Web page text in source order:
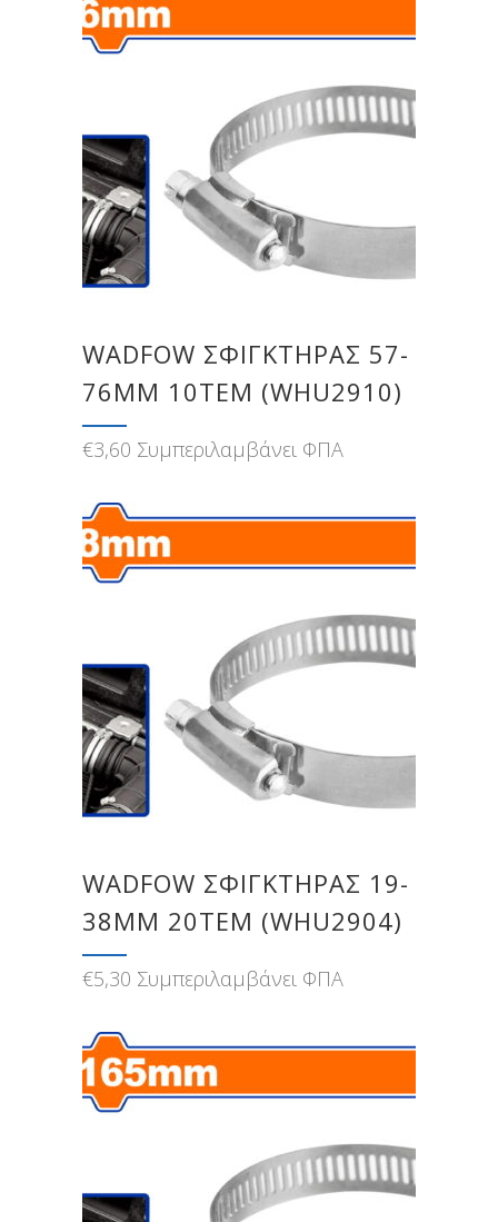
WADFOW ΣΦΙΓΚΤΗΡΑΣ 57-
76MM 10ΤΕΜ (WHU2910)
€3,60 Συμπεριλαμβάνει ΦΠΑ
WADFOW ΣΦΙΓΚΤΗΡΑΣ 19-
38MM 20ΤΕΜ (WHU2904)
€5,30 Συμπεριλαμβάνει ΦΠΑ